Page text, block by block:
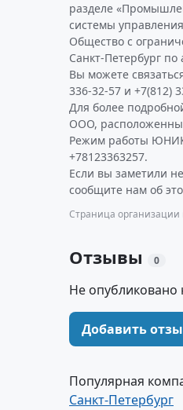
разделе
системы
Общество с
Санкт-Петербург
Вы можете
336-32-57 и +7(812)
Для более
ООО,
Режим работы
+78123363257.
Если вы заметили
сообщите нам об
Страница организации
Отзывы 0
Не опубликовано
Добавить
Популярная
Санкт-Петербург